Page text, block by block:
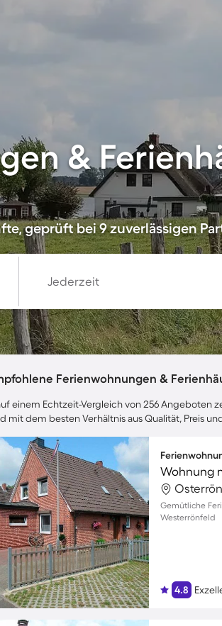
&
geprüft bei 9 zuverlässigen
Jederzeit
Ferienwohnungen &
einem Echtzeit-Vergleich von 256 Angeboten
mit dem besten Verhältnis aus Qualität, Preis
Wohnung
Gemütliche
Westerrönfeld
4.8